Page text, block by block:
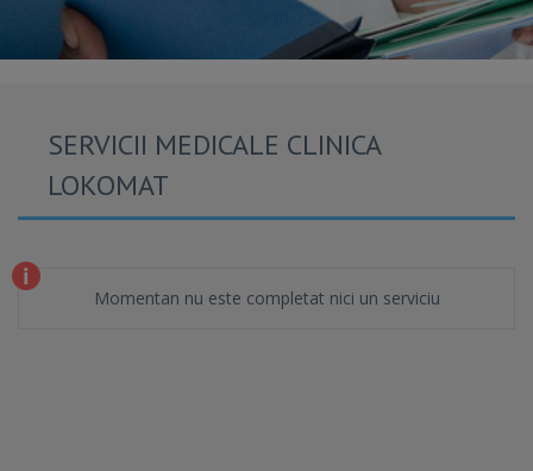
SERVICII MEDICALE CLINICA
LOKOMAT
Momentan nu este completat nici un serviciu